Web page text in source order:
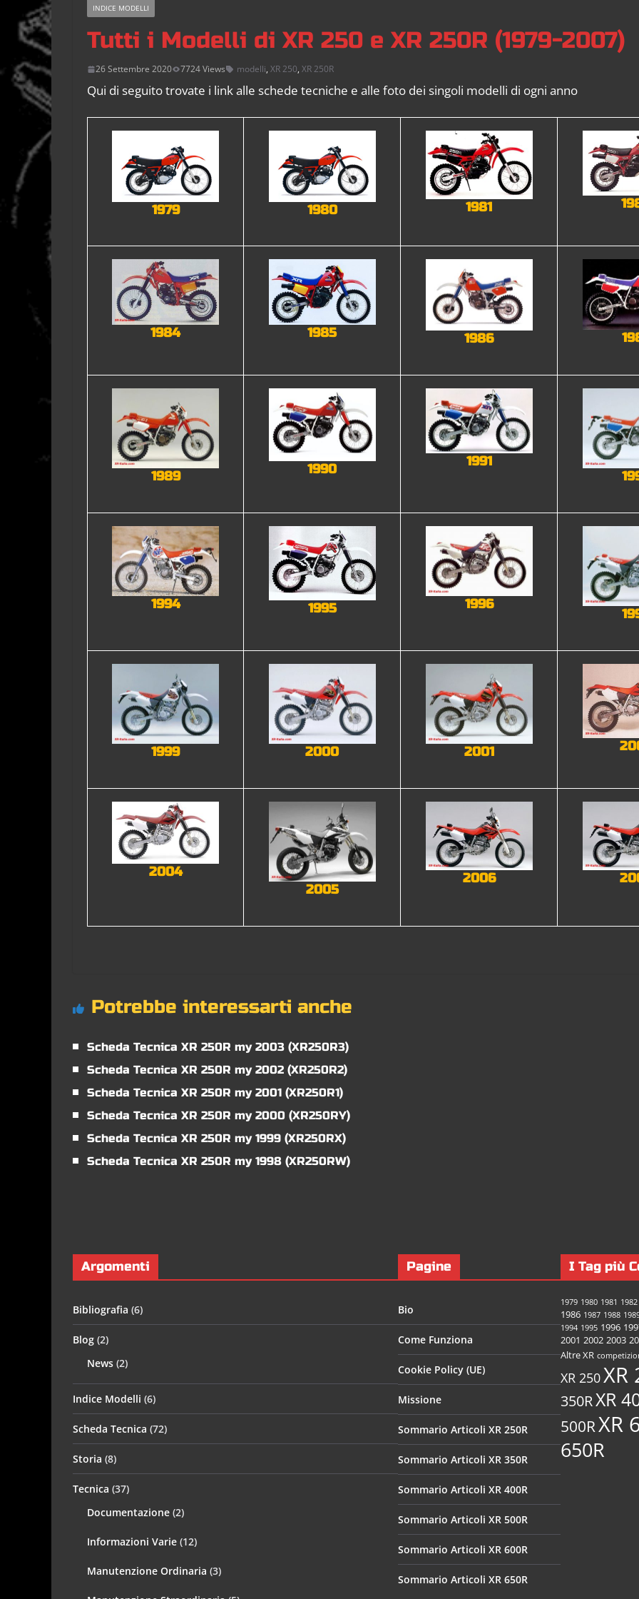
INDICE MODELLI
Tutti i Modelli di XR 250 e XR 250R (1979-2007)
26 Settembre 2020 7724 Views modelli, XR 250, XR 250R
Qui di seguito trovate i link alle schede tecniche e alle foto dei singoli modelli di ogni anno
1979 1980 1981
1984 1985 1986
1989 1990
1991
1994 1995 1996
1999 2000 2001
2004
2005
2006
Potrebbe interessarti anche
Scheda Tecnica XR 250R my 2003 (XR250R3)
Scheda Tecnica XR 250R my 2002 (XR250R2)
Scheda Tecnica XR 250R my 2001 (XR250R1)
Scheda Tecnica XR 250R my 2000 (XR250RY)
Scheda Tecnica XR 250R my 1999 (XR250RX)
Scheda Tecnica XR 250R my 1998 (XR250RW)
Argomenti
Bibliografia (6)
Blog (2)
News (2)
Indice Modelli (6)
Scheda Tecnica (72)
Storia (8)
Tecnica (37)
Documentazione (2)
Informazioni Varie (12)
Manutenzione Ordinaria (3)
Pagine
Bio
Come Funziona
Cookie Policy (UE)
Missione
Sommario Articoli XR 250R
Sommario Articoli XR 350R
Sommario Articoli XR 400R
Sommario Articoli XR 500R
Sommario Articoli XR 600R
Sommario Articoli XR 650R
I Tag più
1979 1980 1981 1982
1986 1987 1988
1994 1995 1996
2001 2002 2003
Altre XR
XR 250XR
350RXR
500RXR
650R